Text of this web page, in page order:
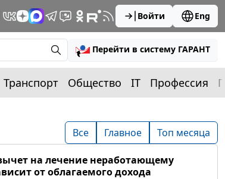
Войти Eng
Перейти в систему ГАРАНТ
Транспорт Общество IT Профессия
Все Главное Топ месяца
на лечение неработающему
от облагаемого дохода